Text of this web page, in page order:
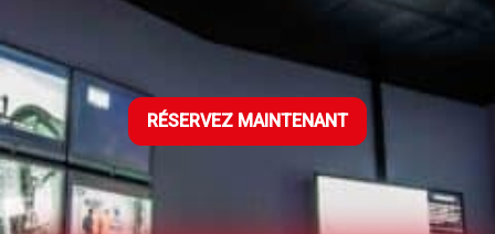
RÉSERVEZ MAINTENANT